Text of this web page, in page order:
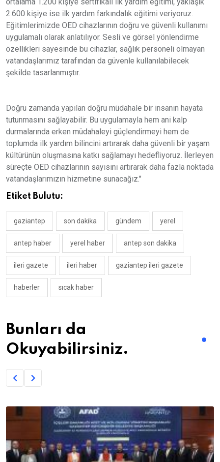
2.600 kişiye ise ilk yardım farkındalık eğitimi veriyoruz.
Eğitimlerimizde OED cihazlarının doğru ve güvenli kullanımı
uygulamalı olarak anlatılıyor. Sesli ve görsel yönlendirme
özellikleri sayesinde bu cihazlar, sağlık personeli olmayan
vatandaşlarımız tarafından da güvenle kullanılabilecek
şekilde tasarlanmıştır.
Doğru zamanda yapılan doğru müdahale bir insanın hayata
tutunmasını sağlayabilir. Bu uygulamayla hem ani kalp
durmalarında erken müdahaleyi güçlendirmeyi hem de
toplumda ilk yardım bilincini artırarak daha güvenli bir yaşam
kültürünün oluşmasına katkı sağlamayı hedefliyoruz. İlerleyen
süreçte OED cihazlarının sayısını artırarak daha fazla noktada
vatandaşlarımızın hizmetine sunacağız."
Etiket Bulutu:
gaziantep son dakika gündem yerel
antep haber yerel haber antep son dakika
ileri gazete ileri haber gaziantep ileri gazete
haberler sıcak haber
Bunları da
Okuyabilirsiniz.